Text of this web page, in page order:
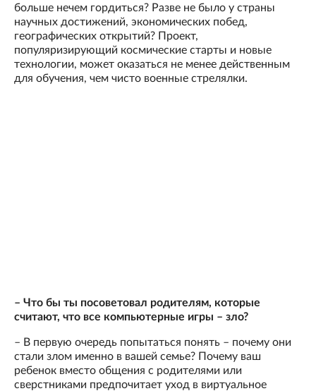
больше нечем гордиться? Разве не было у страны
научных достижений, экономических побед,
географических открытий? Проект,
популяризирующий космические старты и новые
технологии, может оказаться не менее действенным
для обучения, чем чисто военные стрелялки.
– Что бы ты посоветовал родителям, которые
считают, что все компьютерные игры – зло?
– В первую очередь попытаться понять – почему они
стали злом именно в вашей семье? Почему ваш
ребенок вместо общения с родителями или
сверстниками предпочитает уход в виртуальное